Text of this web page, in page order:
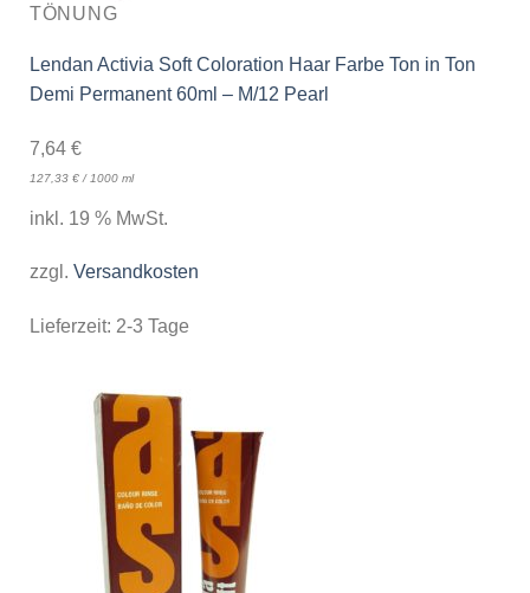
TÖNUNG
Lendan Activia Soft Coloration Haar Farbe Ton in Ton
Demi Permanent 60ml – M/12 Pearl
7,64 €
127,33 €/ 1000 ml
inkl. 19 % MwSt.
zzgl. Versandkosten
Lieferzeit: 2-3 Tage